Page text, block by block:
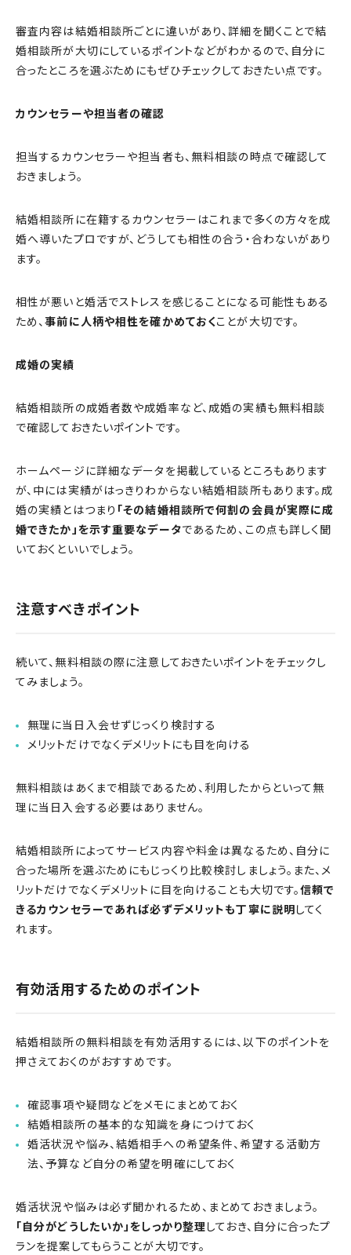
審査内容は結婚相談所ごとに違いがあり、詳細を聞くことで結
婚相談所が大切にしているポイントなどがわかるので、自分に
合ったところを選ぶためにもぜひチェックしておきたい点です。
カウンセラーや担当者の確認
担当するカウンセラーや担当者も、無料相談の時点で確認して
おきましょう。
結婚相談所に在籍するカウンセラーはこれまで多くの方々を成
婚へ導いたプロですが、どうしても相性の合う・合わないがあり
ます。
相性が悪いと婚活でストレスを感じることになる可能性もある
ため、事前に人柄や相性を確かめておくことが大切です。
成婚の実績
結婚相談所の成婚者数や成婚率など、成婚の実績も無料相談
で確認しておきたいポイントです。
ホームページに詳細なデータを掲載しているところもあります
が、中には実績がはっきりわからない結婚相談所もあります。成
婚の実績とはつまり 「その結婚相談所で何割の会員が実際に成
婚できたか」を示す重要なデータであるため、この点も詳しく聞
いておくといいでしょう。
注意すべきポイント
続いて、無料相談の際に注意しておきたいポイントをチェックし
てみましょう。
無理に当日入会せずじっくり検討する
メリットだけでなくデメリットにも目を向ける
無料相談はあくまで相談であるため、利用したからといって無
理に当日入会する必要はありません。
結婚相談所によってサービス内容や料金は異なるため、自分に
合った場所を選ぶためにもじっくり比較検討しましょう。また、メ
リットだけでなくデメリットに目を向けることも大切です。信頼で
きるカウンセラーであれば必ずデメリットも丁寧に説明してく
れます。
有効活用するためのポイント
結婚相談所の無料相談を有効活用するには、以下のポイントを
押さえておくのがおすすめです。
確認事項や疑問などをメモにまとめておく
結婚相談所の基本的な知識を身につけておく
婚活状況や悩み、結婚相手への希望条件、希望する活動方
法、予算など自分の希望を明確にしておく
婚活状況や悩みは必ず聞かれるため、まとめておきましょう。
「自分がどうしたいか」をしっかり整理しておき、自分に合ったプ
ランを提案してもらうことが大切です。